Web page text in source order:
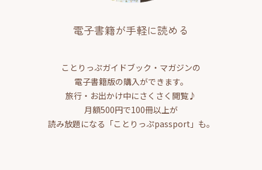
電子書籍が手軽に読める
ことりっぷガイドブック・マガジンの
電子書籍版の購入ができます。
旅行・お出かけ中にさくさく閲覧♪
月額500円で100冊以上が
読み放題になる「ことりっぷpassport」も。